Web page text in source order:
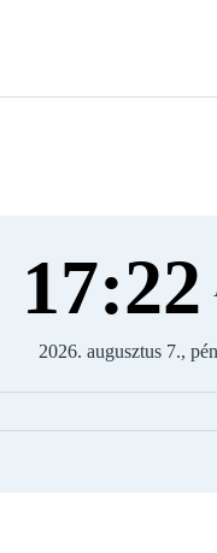
17:22
2026. augusztus 7.,